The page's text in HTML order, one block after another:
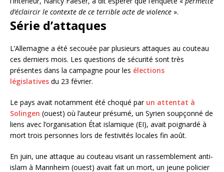
d’éclaircir le contexte de ce terrible acte de violence ».
Série d’attaques
L’Allemagne a été secouée par plusieurs attaques au couteau
ces derniers mois. Les questions de sécurité sont très
présentes dans la campagne pour les élections
législatives du 23 février.
Le pays avait notamment été choqué par un attentat à
Solingen (ouest) où l’auteur présumé, un Syrien soupçonné de
liens avec l’organisation État islamique (EI), avait poignardé à
mort trois personnes lors de festivités locales fin août.
En juin, une attaque au couteau visant un rassemblement anti-
islam à Mannheim (ouest) avait fait un mort, un jeune policier